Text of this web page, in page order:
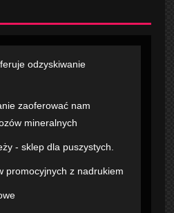
odzyskiwanie
zaoferować nam
mineralnych
- sklep dla puszystych.
promocyjnych z nadrukiem